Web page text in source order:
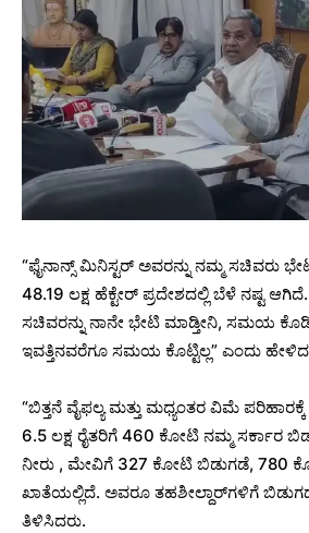
“ಫೈನಾನ್ಸ್ ಮಿನಿಸ್ಟರ್ ಅವರನ್ನು ನಮ್ಮ ಸಚಿವರು
48.19 ಲಕ್ಷ ಹೆಕ್ಟೇರ್ ಪ್ರದೇಶದಲ್ಲಿ ಬೆಳೆ ನಷ್ಟ ಆಗಿದೆ.
ಸಚಿವರನ್ನು ನಾನೇ ಭೇಟಿ ಮಾಡ್ತೀನಿ, ಸಮಯ ಕೊಡಿ
ಇವತ್ತಿನವರೆಗೂ ಸಮಯ ಕೊಟ್ಟಿಲ್ಲ” ಎಂದು
“ಬಿತ್ತನೆ ವೈಫಲ್ಯ ಮತ್ತು ಮಧ್ಯಂತರ ವಿಮೆ
6.5 ಲಕ್ಷ ರೈತರಿಗೆ 460 ಕೋಟಿ ನಮ್ಮ ಸರ್ಕಾರ
ನೀರು , ಮೇವಿಗೆ 327 ಕೋಟಿ ಬಿಡುಗಡೆ, 780
ಖಾತೆಯಲ್ಲಿದೆ. ಅವರೂ ತಹಶೀಲ್ದಾರ್‌ಗಳಿಗೆ
ತಿಳಿಸಿದರು.